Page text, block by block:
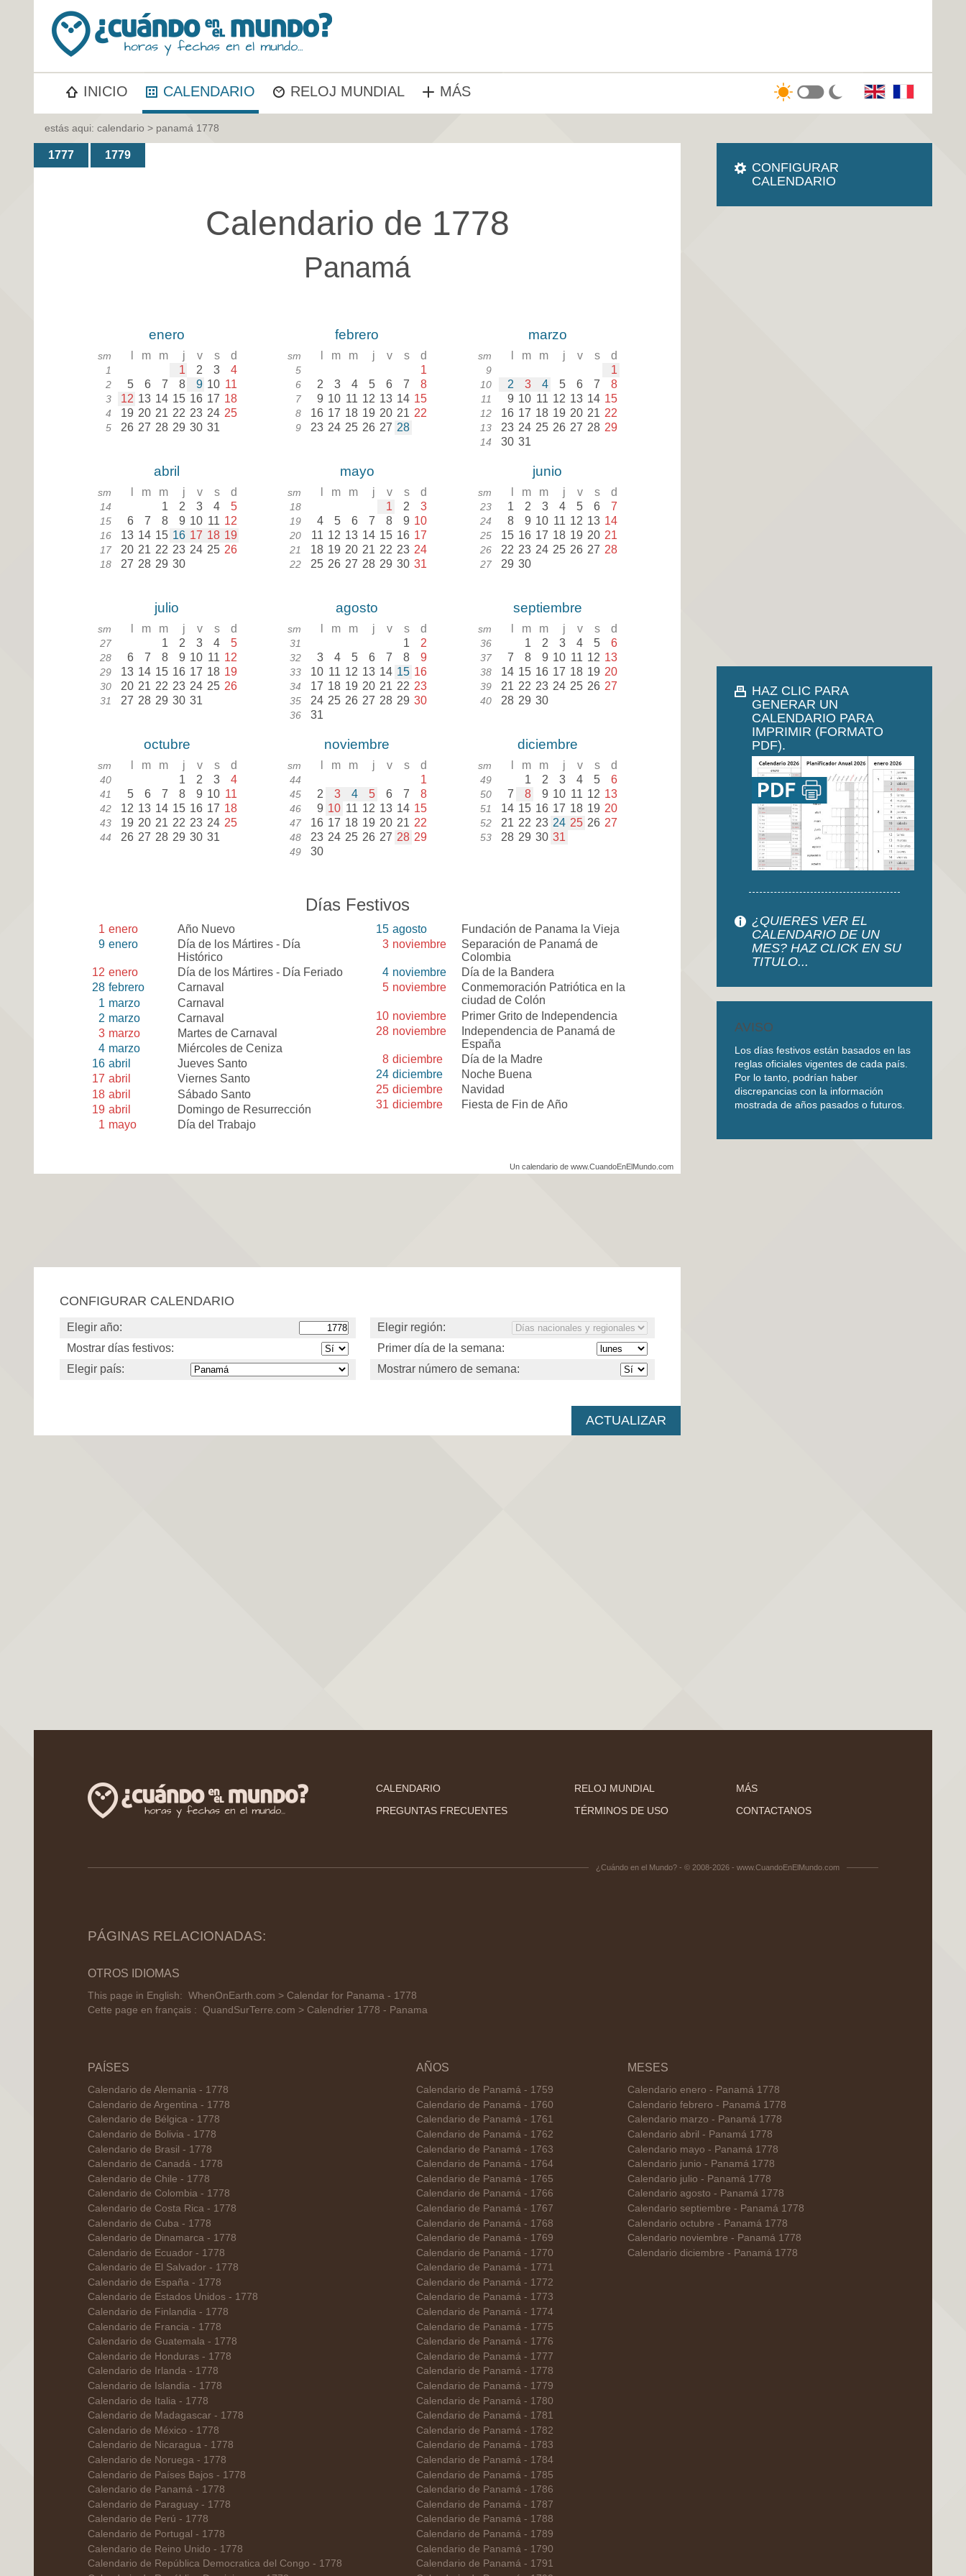
INICIO CALENDARIO RELOJ MUNDIAL MÁS
estás aqui: calendario > panamá 1778
1777 1779
Calendario de 1778
Panamá
enero
sm m m j v s d
1 1 2 3 4
2 5 6 7 8 9 10 11
3 12 13 14 15 16 17 18
4 19 20 21 22 23 24 25
5 26 27 28 29 30 31
febrero
sm m m j v s d
5 1
6 2 3 4 5 6 7 8
7 9 10 11 12 13 14 15
8 16 17 18 19 20 21 22
9 23 24 25 26 27 28
marzo
sm m m j v s d
9 1
10 2 3 4 5 6 7 8
11 9 10 11 12 13 14 15
12 16 17 18 19 20 21 22
13 23 24 25 26 27 28 29
14 30 31
abril
sm m m j v s d
14 1 2 3 4 5
15 6 7 8 9 10 11 12
16 13 14 15 16 17 18 19
17 20 21 22 23 24 25 26
18 27 28 29 30
mayo
sm m m j v s d
18 1 2 3
19 4 5 6 7 8 9 10
20 11 12 13 14 15 16 17
21 18 19 20 21 22 23 24
22 25 26 27 28 29 30 31
junio
sm m m j v s d
23 1 2 3 4 5 6 7
24 8 9 10 11 12 13 14
25 15 16 17 18 19 20 21
26 22 23 24 25 26 27 28
27 29 30
julio
sm m m j v s d
27 1 2 3 4 5
28 6 7 8 9 10 11 12
29 13 14 15 16 17 18 19
30 20 21 22 23 24 25 26
31 27 28 29 30 31
agosto
sm m m j v s d
31 1 2
32 3 4 5 6 7 8 9
33 10 11 12 13 14 15 16
34 17 18 19 20 21 22 23
35 24 25 26 27 28 29 30
36 31
septiembre
sm m m j v s d
36 1 2 3 4 5 6
37 7 8 9 10 11 12 13
38 14 15 16 17 18 19 20
39 21 22 23 24 25 26 27
40 28 29 30
octubre
sm m m j v s d
40 1 2 3 4
41 5 6 7 8 9 10 11
42 12 13 14 15 16 17 18
43 19 20 21 22 23 24 25
44 26 27 28 29 30 31
noviembre
sm m m j v s d
44 1
45 2 3 4 5 6 7 8
46 9 10 11 12 13 14 15
47 16 17 18 19 20 21 22
48 23 24 25 26 27 28 29
49 30
diciembre
sm m m j v s d
49 1 2 3 4 5 6
50 7 8 9 10 11 12 13
51 14 15 16 17 18 19 20
52 21 22 23 24 25 26 27
53 28 29 30 31
Días Festivos
1 enero
Año Nuevo
9 enero
Día de los Mártires - Día
Histórico
12 enero
Día de los Mártires - Día Feriado
28 febrero
Carnaval
1 marzo
Carnaval
2 marzo
Carnaval
3 marzo
Martes de Carnaval
4 marzo
Miércoles de Ceniza
16 abril
Jueves Santo
17 abril
Viernes Santo
18 abril
Sábado Santo
19 abril
Domingo de Resurrección
1 mayo Día del Trabajo
15 agosto
Fundación de Panama la Vieja
3 noviembre
Separación de Panamá de
Colombia
4 noviembre
Día de la Bandera
5 noviembre
Conmemoración Patriótica en la
ciudad de Colón
10 noviembre
Primer Grito de Independencia
28 noviembre
Independencia de Panamá de
España
8 diciembre
Día de la Madre
24 diciembre
Noche Buena
25 diciembre
Navidad
31 diciembre Fiesta de Fin de Año
Un calendario de www.CuandoEnElMundo.com
CONFIGURAR CALENDARIO
Elegir año:
Mostrar días festivos:
Elegir país:
Elegir región:
Primer día de la semana:
Mostrar número de semana:
CONFIGURAR
CALENDARIO
HAZ CLIC PARA
GENERAR UN
CALENDARIO PARA
IMPRIMIR (FORMATO
PDF).
¿QUIERES VER EL
CALENDARIO DE UN
MES? HAZ CLICK EN SU
TITULO...
AVISO
Los días festivos están basados en las
reglas oficiales vigentes de cada país.
Por lo tanto, podrían haber
discrepancias con la información
mostrada de años pasados o futuros.
CALENDARIO RELOJ MUNDIAL
MÁS
PREGUNTAS FRECUENTES
TÉRMINOS DE USO CONTACTANOS
¿Cuándo en el Mundo? - © 2008-2026 - www.CuandoEnElMundo.com
PÁGINAS RELACIONADAS:
OTROS IDIOMAS
This page in English: WhenOnEarth.com > Calendar for Panama - 1778
Cette page en français : QuandSurTerre.com > Calendrier 1778 - Panama
PAÍSES
Calendario de Alemania - 1778
Calendario de Argentina - 1778
Calendario de Bélgica - 1778
Calendario de Bolivia - 1778
Calendario de Brasil - 1778
Calendario de Canadá - 1778
Calendario de Chile - 1778
Calendario de Colombia - 1778
Calendario de Costa Rica - 1778
Calendario de Cuba - 1778
Calendario de Dinamarca - 1778
Calendario de Ecuador - 1778
Calendario de El Salvador - 1778
Calendario de España - 1778
Calendario de Estados Unidos - 1778
Calendario de Finlandia - 1778
Calendario de Francia - 1778
Calendario de Guatemala - 1778
Calendario de Honduras - 1778
Calendario de Irlanda - 1778
Calendario de Islandia - 1778
Calendario de Italia - 1778
Calendario de Madagascar - 1778
Calendario de México - 1778
Calendario de Nicaragua - 1778
Calendario de Noruega - 1778
Calendario de Países Bajos - 1778
Calendario de Panamá - 1778
Calendario de Paraguay - 1778
Calendario de Perú - 1778
Calendario de Portugal - 1778
Calendario de Reino Unido - 1778
Calendario de República Democratica del Congo - 1778
AÑOS
Calendario de Panamá - 1759
Calendario de Panamá - 1760
Calendario de Panamá - 1761
Calendario de Panamá - 1762
Calendario de Panamá - 1763
Calendario de Panamá - 1764
Calendario de Panamá - 1765
Calendario de Panamá - 1766
Calendario de Panamá - 1767
Calendario de Panamá - 1768
Calendario de Panamá - 1769
Calendario de Panamá - 1770
Calendario de Panamá - 1771
Calendario de Panamá - 1772
Calendario de Panamá - 1773
Calendario de Panamá - 1774
Calendario de Panamá - 1775
Calendario de Panamá - 1776
Calendario de Panamá - 1777
Calendario de Panamá - 1778
Calendario de Panamá - 1779
Calendario de Panamá - 1780
Calendario de Panamá - 1781
Calendario de Panamá - 1782
Calendario de Panamá - 1783
Calendario de Panamá - 1784
Calendario de Panamá - 1785
Calendario de Panamá - 1786
Calendario de Panamá - 1787
Calendario de Panamá - 1788
Calendario de Panamá - 1789
Calendario de Panamá - 1790
Calendario de Panamá - 1791
MESES
Calendario enero - Panamá 1778
Calendario febrero - Panamá 1778
Calendario marzo - Panamá 1778
Calendario abril - Panamá 1778
Calendario mayo - Panamá 1778
Calendario junio - Panamá 1778
Calendario julio - Panamá 1778
Calendario agosto - Panamá 1778
Calendario septiembre - Panamá 1778
Calendario octubre - Panamá 1778
Calendario noviembre - Panamá 1778
Calendario diciembre - Panamá 1778